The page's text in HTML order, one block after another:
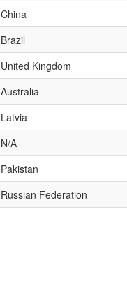
China
Brazil
United Kingdom
Australia
Latvia
N/A
Pakistan
Russian Federation